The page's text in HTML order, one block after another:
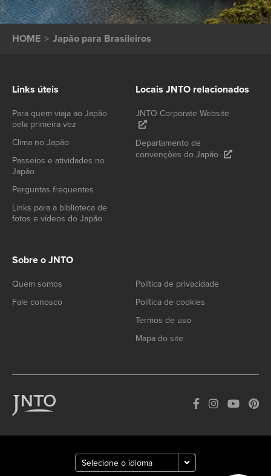
HOME Japão para Brasileiros
Links úteis
Para quem viaja ao Japão
pela primeira vez
Clima no Japão
Passeios e atividades no
Japão
Perguntas frequentes
Links para a biblioteca de
fotos e vídeos do Japão
Locais JNTO relacionados
JNTO Corporate Website
Departamento de
convenções do Japão
Sobre o JNTO
Quem somos
Fale conosco
Política de privacidade
Política de cookies
Termos de uso
Mapa do site
help you?